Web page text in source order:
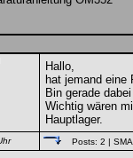
Hallo,
hat jemand eine
Bin gerade
Wichtig wären
Hauptlager.
Posts: 2 |